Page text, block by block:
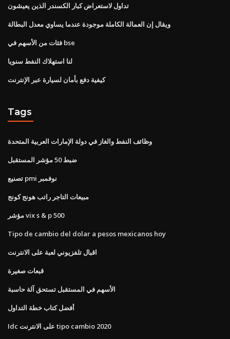
تداول لاستعراض كبار الكسندر الذين يعيشون
ويقال إن العمالة الكاملة موجودة عندما يساوي معدل البطالة
فئات من الأسهم في bse
لنا استهلاك النفط سنويا
كيفية دفع بأمان لسيارة عبر الإنترنت
Tags
وظائف النفط والغاز في دولة الإمارات العربية المتحدة
ضبط 50 مؤشر المستقبل
تصنيع pmi نوفمبر
مبيعات التاجر راتب هونج كونج
مؤشر vix s & p 500
Tipo de cambio del dolar a pesos mexicanos hoy
اقبال تلفزيوني لعبة على الانترنت
قبعات صغيرة
الأسهم في المستقبل تستحق آلة حاسبة
أفضل كتاب خطة التداول
Idc على الانترنت tipo cambio 2020